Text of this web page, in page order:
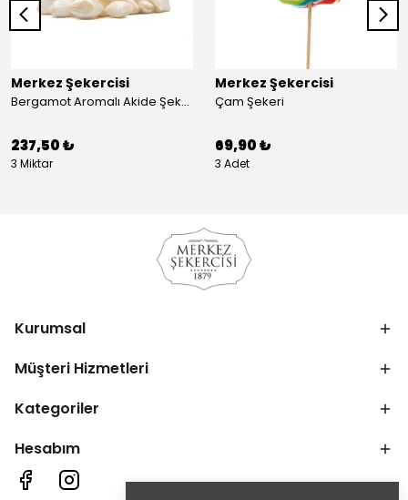
Merkez Şekercisi
Bergamot Aromalı Akide Şekeri
237,50 ₺
3 Miktar
Merkez Şekercisi
Çam Şekeri
69,90 ₺
3 Adet
Kurumsal
Müşteri Hizmetleri
Kategoriler
Hesabım